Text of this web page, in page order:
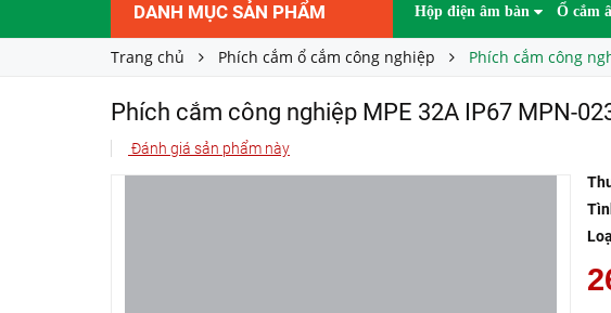
DANH MỤC SẢN PHẨM Hộp điện âm bàn Ổ cắm
Trang chủ Phích cắm ổ cắm công nghiệp Phích cắm công
Phích cắm công nghiệp MPE 32A IP67 MPN-
Đánh giá sản phẩm này